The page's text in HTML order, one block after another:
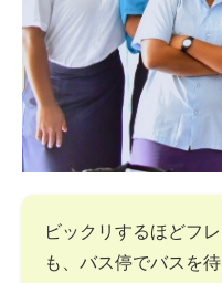
ビックリするほどフ
も、バス停でバスを